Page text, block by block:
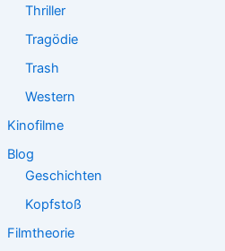
Thriller
Tragödie
Trash
Western
Kinofilme
Blog
Geschichten
Kopfstoß
Filmtheorie